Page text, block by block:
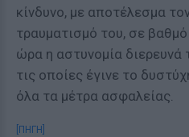
κίνδυνο, με αποτέλεσμα
τραυματισμό του, σε
ώρα η αστυνομία
τις οποίες έγινε το
όλα τα μέτρα ασφαλείας.
[ΠΗΓΗ]